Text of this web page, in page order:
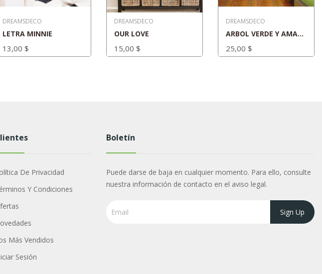
DREAMSDECO
LETRA MINNIE
13,00 $
DREAMSDECO
OUR LOVE
15,00 $
DREAMSDECO
ARBOL VERDE Y AMARILLO
25,00 $
De Privacidad
Y Condiciones
Más Vendidos
Sesión
Boletín
Puede darse de baja en cualquier momento. Para ello, consulte
nuestra información de contacto en el aviso legal.